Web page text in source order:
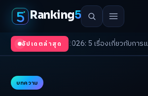
Ranking5
อัปเดตล่าสุด
2026: 5 เรื่องเกี่ยวกับการแพทย์ที่ควรรู้/
บทความ